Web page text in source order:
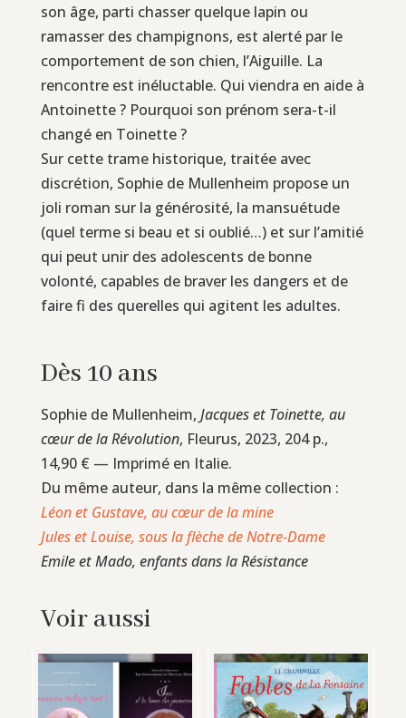
son âge, parti chasser quelque lapin ou
ramasser des champignons, est alerté par le
comportement de son chien, l’Aiguille. La
rencontre est inéluctable. Qui viendra en aide à
Antoinette ? Pourquoi son prénom sera-t-il
changé en Toinette ?
Sur cette trame historique, traitée avec
discrétion, Sophie de Mullenheim propose un
joli roman sur la générosité, la mansuétude
(quel terme si beau et si oublié…) et sur l’amitié
qui peut unir des adolescents de bonne
volonté, capables de braver les dangers et de
faire fi des querelles qui agitent les adultes.
Dès 10 ans
Sophie de Mullenheim, Jacques et Toinette, au
cœur de la Révolution, Fleurus, 2023, 204 p.,
14,90 € — Imprimé en Italie.
Du même auteur, dans la même collection :
Léon et Gustave, au cœur de la mine
Jules et Louise, sous la flèche de Notre-Dame
Emile et Mado, enfants dans la Résistance
Voir aussi